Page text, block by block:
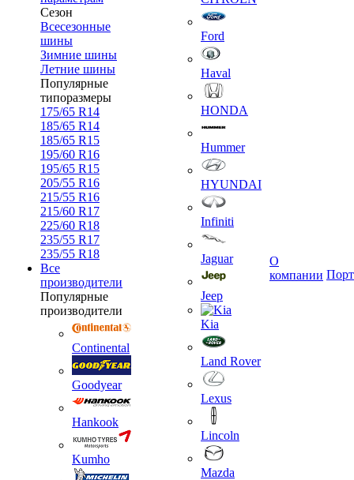
Сезон
Всесезонные
шины
Зимние шины
Летние шины
Популярные
типоразмеры
175/65 R14
185/65 R14
185/65 R15
195/60 R16
195/65 R15
205/55 R16
215/55 R16
215/60 R17
225/60 R18
235/55 R17
235/55 R18
Все
производители
Популярные
производители
Continental
Goodyear
Hankook
Kumho
Ford
Haval
HONDA
Hummer
HYUNDAI
Infiniti
Jaguar
Jeep
Kia
Land Rover
Lexus
Lincoln
Mazda
О
компании